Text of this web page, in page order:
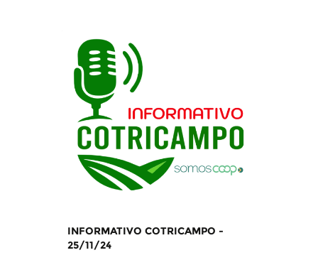
INFORMATIVO COTRICAMPO -
25/11/24